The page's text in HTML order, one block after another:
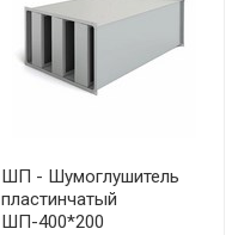
ШП - Шумоглушитель
пластинчатый
ШП-400*200